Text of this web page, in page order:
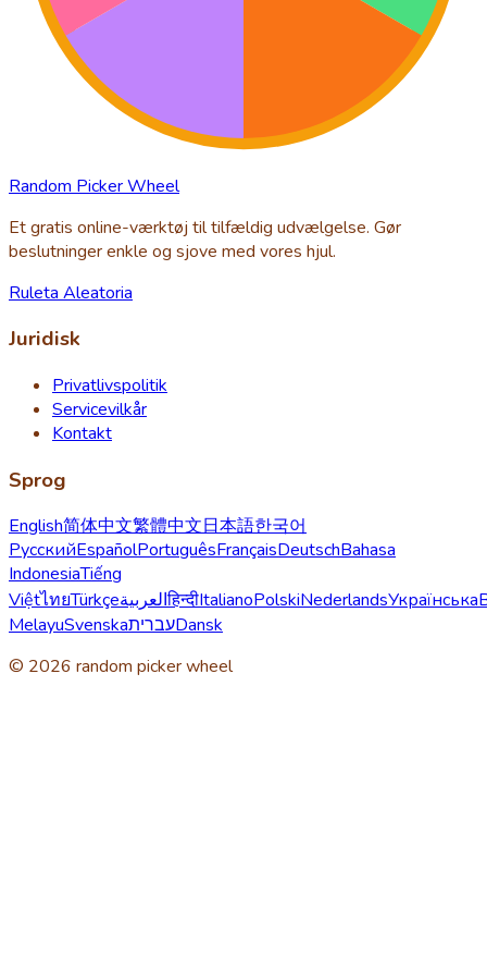
Random Picker Wheel
Et gratis online-værktøj til tilfældig udvælgelse. Gør
beslutninger enkle og sjove med vores hjul.
Ruleta Aleatoria
Juridisk
Privatlivspolitik
Servicevilkår
Kontakt
Sprog
English简体中文繁體中文日本語한국어
РусскийEspañolPortuguêsFrançaisDeutschBahasa
IndonesiaTiếng
ViệtไทยTürkçeالعربيةहिन्दीItalianoPolskiNederlandsУкраїнська
MelayuSvenskaעבריתDansk
© 2026 random picker wheel